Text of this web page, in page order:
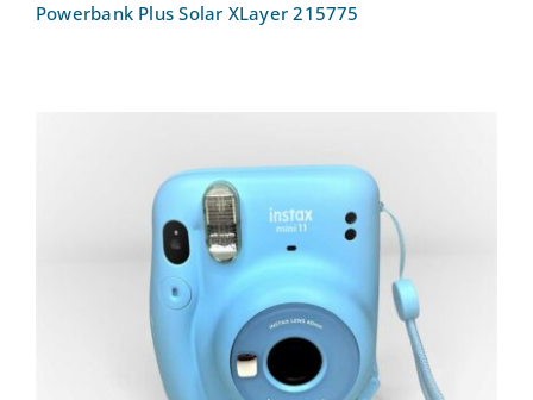
Powerbank Plus Solar XLayer 215775
Sofortbildkamera FUJIFILM instax mini
11